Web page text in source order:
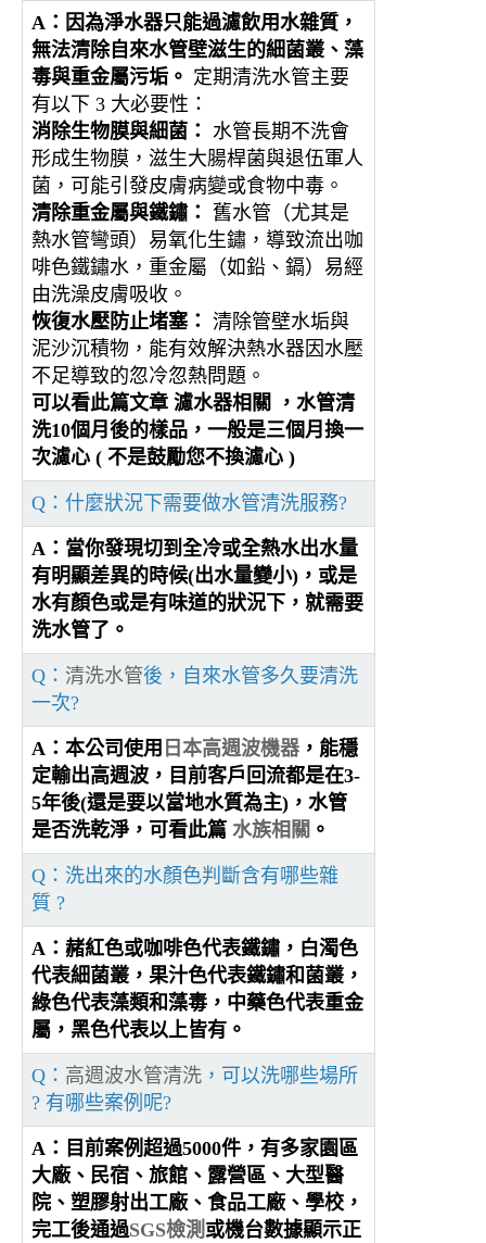
A： 因為淨水器只能過濾飲用水雜質，
無法清除自來水管壁滋生的細菌叢、藻
毒與重金屬污垢。 定期清洗水管主要
有以下 3 大必要性：
消除生物膜與細菌：
水管長期不洗會
形成生物膜，滋生大腸桿菌與退伍軍人
菌，可能引發皮膚病變或食物中毒。
清除重金屬與鐵鏽：
舊水管（尤其是
熱水管彎頭）易氧化生鏽，導致流出咖
啡色鐵鏽水，重金屬（如鉛、鎘）易經
由洗澡皮膚吸收。
恢復水壓防止堵塞： 清除管壁水垢與
泥沙沉積物，能有效解決熱水器因水壓
不足導致的忽冷忽熱問題。
可以看此篇文章 濾水器相關 ，水管清
洗10個月後的樣品，一般是三個月換一
次濾心 ( 不是鼓勵您不換濾心 )
Q：什麼狀況下需要做水管清洗服務?
A：當你發現切到全冷或全熱水出水量
有明顯差異的時候(出水量變小)，或是
水有顏色或是有味道的狀況下，就需要
洗水管了。
Q： 清洗水管後，自來水管多久要清洗
一次?
A：本公司使用 日本高週波機器 ，能穩
定輸出高週波，目前客戶回流都是在3-
5年後(還是要以當地水質為主)，水管
是否洗乾淨，可看此篇 水族相關 。
Q：洗出來的水顏色判斷含有哪些雜
質 ?
A：赭紅色或咖啡色代表鐵鏽，白濁色
代表細菌叢，果汁色代表鐵鏽和菌叢，
綠色代表藻類和藻毒，中藥色代表重金
屬，黑色代表以上皆有。
Q： 高週波水管清洗 ，可以洗哪些場所
? 有哪些案例呢?
A：目前案例超過5000件，有多家園區
大廠、民宿、旅館、露營區、大型醫
院、塑膠射出工廠、食品工廠、學校，
完工後通過SGS檢測 或機台數據顯示正